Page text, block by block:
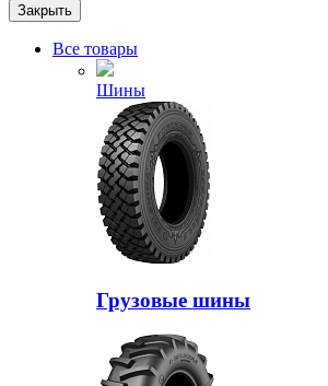
Закрыть
Все товары
Шины
Грузовые шины